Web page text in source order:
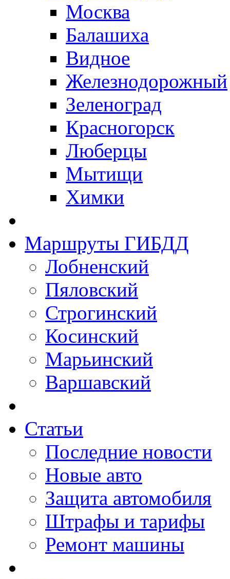
Москва
Балашиха
Видное
Железнодорожный
Зеленоград
Красногорск
Люберцы
Мытищи
Химки
Маршруты ГИБДД
Лобненский
Пяловский
Строгинский
Косинский
Марьинский
Варшавский
Статьи
Последние новости
Новые авто
Защита автомобиля
Штрафы и тарифы
Ремонт машины